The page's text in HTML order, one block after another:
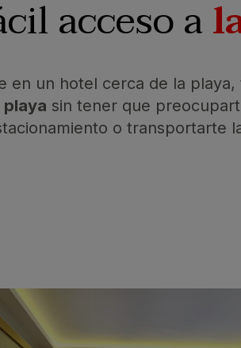
acceso a
en un hotel cerca de la playa,
playa sin tener que
o transportarte